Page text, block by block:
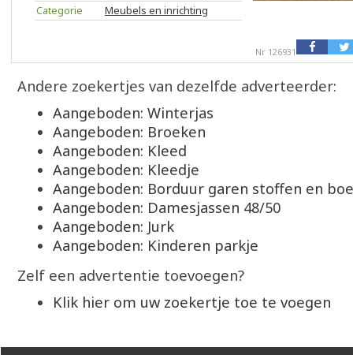
Categorie
Meubels en inrichting
Nr 126931
Andere zoekertjes van dezelfde adverteerder:
Aangeboden: Winterjas
Aangeboden: Broeken
Aangeboden: Kleed
Aangeboden: Kleedje
Aangeboden: Borduur garen stoffen en
Aangeboden: Damesjassen 48/50
Aangeboden: Jurk
Aangeboden: Kinderen parkje
Zelf een advertentie toevoegen?
Klik hier om uw zoekertje toe te voegen